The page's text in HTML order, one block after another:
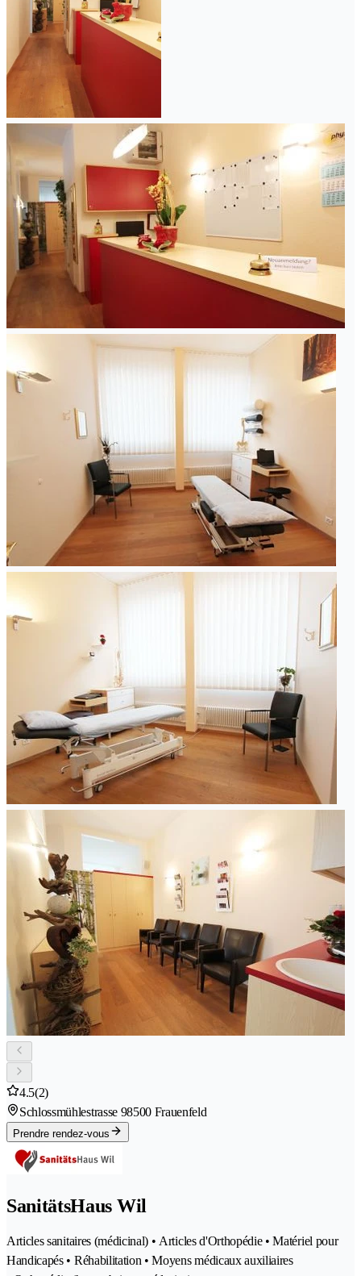
4.5(2)
Schlossmühlestrasse 98500 Frauenfeld
Prendre rendez-vous
SanitätsHaus Wil
Articles sanitaires (médicinal) • Articles d'Orthopédie • Matériel pour
Handicapés • Réhabilitation • Moyens médicaux auxiliaires